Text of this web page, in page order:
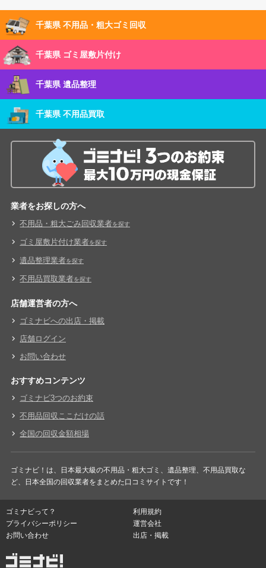
千葉県 不用品・粗大ゴミ回収
千葉県 ゴミ屋敷片付け
千葉県 遺品整理
千葉県 不用品買取
業者をお探しの方へ
不用品・粗大ごみ回収業者を探す
ゴミ屋敷片付け業者を探す
遺品整理業者を探す
不用品買取業者を探す
店舗運営者の方へ
ゴミナビへの出店・掲載
店舗ログイン
お問い合わせ
おすすめコンテンツ
ゴミナビ3つのお約束
不用品回収ここだけの話
全国の回収金額相場
ゴミナビ！は、日本最大級の不用品・粗大ゴミ、遺品整理、不用品買取な
ど、日本全国の回収業者をまとめた口コミサイトです！
ゴミナビって？
利用規約
プライバシーポリシー
運営会社
お問い合わせ
出店・掲載